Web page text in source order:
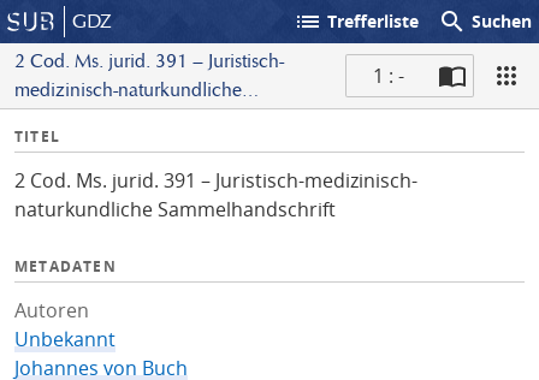
GDZ list Trefferliste search Suchen
2 Cod. Ms. jurid. 391 – Juristisch-
medizinisch-naturkundliche
1 : -
I
f
o
TITEL
2 Cod. Ms. jurid. 391 – Juristisch-medizinisch-
naturkundliche Sammelhandschrift
METADATEN
Autoren
Unbekannt
Johannes von Buch